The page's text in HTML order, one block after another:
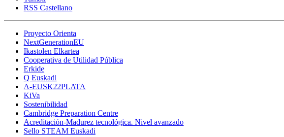
RSS Castellano
Proyecto Orienta
NextGenerationEU
Ikastolen Elkartea
Cooperativa de Utilidad Pública
Erkide
Q Euskadi
A-EUSK22PLATA
KiVa
Sostenibilidad
Cambridge Preparation Centre
Acreditación-Madurez tecnológica. Nivel avanzado
Sello STEAM Euskadi